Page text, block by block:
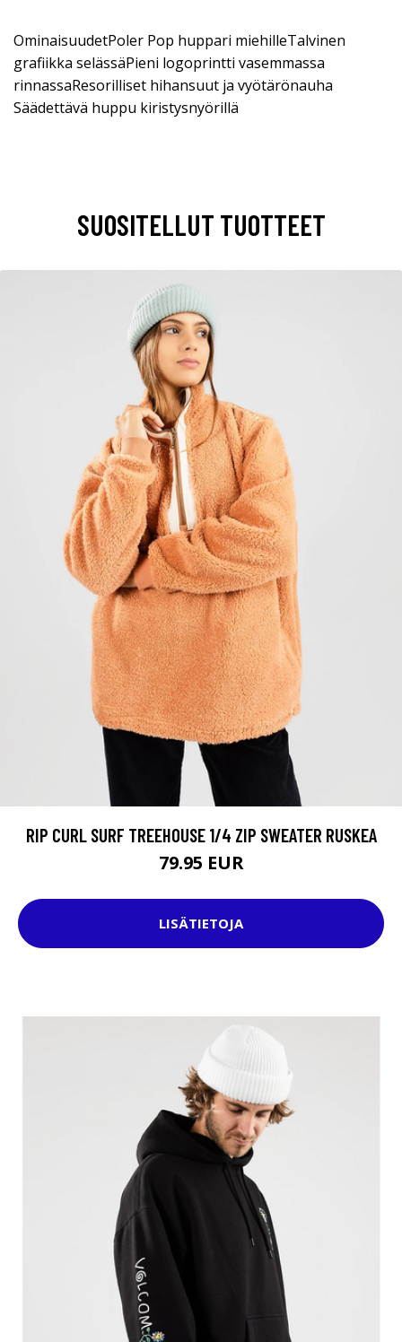
OminaisuudetPoler Pop huppari miehilleTalvinen
grafiikka selässäPieni logoprintti vasemmassa
rinnassaResorilliset hihansuut ja vyötärönauha
Säädettävä huppu kiristysnyörillä
SUOSITELLUT TUOTTEET
RIP CURL SURF TREEHOUSE 1/4 ZIP SWEATER RUSKEA
79.95 EUR
LISÄTIETOJA